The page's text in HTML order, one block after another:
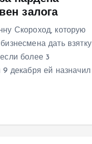
залога
Скороход, которую
дать взятку
более 3
9 декабря ей назначил